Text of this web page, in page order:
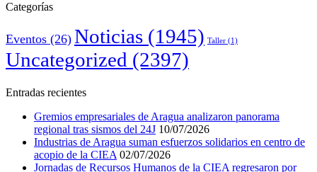
Categorías
Eventos (26) Noticias (1945) Taller (1)
Uncategorized (2397)
Entradas recientes
Gremios empresariales de Aragua analizaron panorama
regional tras sismos del 24J 10/07/2026
Industrias de Aragua suman esfuerzos solidarios en centro de
acopio de la CIEA 02/07/2026
Jornadas de Recursos Humanos de la CIEA regresaron por